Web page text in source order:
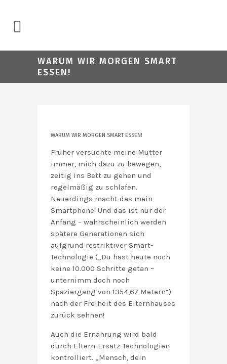
WARUM WIR MORGEN SMART
ESSEN!
WARUM WIR MORGEN SMART ESSEN!
Früher versuchte meine Mutter
immer, mich dazu zu bewegen,
zeitig ins Bett zu gehen und
regelmäßig zu schlafen.
Neuerdings macht das mein
Smartphone! Und das ist nur der
Anfang – wahrscheinlich werden
spätere Generationen sich
aufgrund restriktiver Smart-
Technologie („Du hast heute noch
keine 10.000 Schritte getan –
unternimm doch noch
Spaziergang von 1354,67 Metern“)
nach der Freiheit des Elternhauses
zurück sehnen!
Auch die Ernährung wird bald
durch Eltern-Ersatz-Technologien
kontrolliert. „Mensch, dein